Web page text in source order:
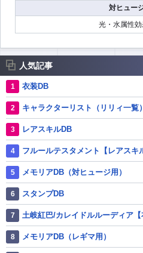
対ヒュー
光・水属性
人気記事
衣装DB
キャラクターリスト（リリィ一覧）
レアスキルDB
フルールテスタメント【レアスキ
メモリアDB（対ヒュージ用）
スタンプDB
土岐紅巴/カレイドルルーディア【
メモリアDB（レギマ用）